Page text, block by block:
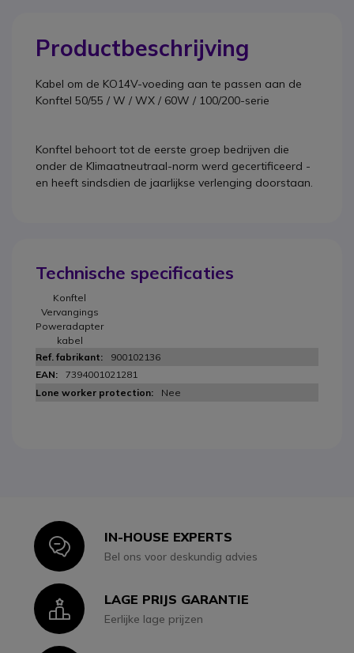
Productbeschrijving
Kabel om de KO14V-voeding aan te passen aan de
Konftel 50/55 / W / WX / 60W / 100/200-serie
Konftel behoort tot de eerste groep bedrijven die
onder de Klimaatneutraal-norm werd gecertificeerd -
en heeft sindsdien de jaarlijkse verlenging doorstaan.
Technische specificaties
Konftel
Vervangings
Poweradapter
kabel
900102136
7394001021281
Nee
IconIN-HOUSE EXPERTS
Bel ons voor deskundig advies
IconLAGE PRIJS GARANTIE
Eerlijke lage prijzen